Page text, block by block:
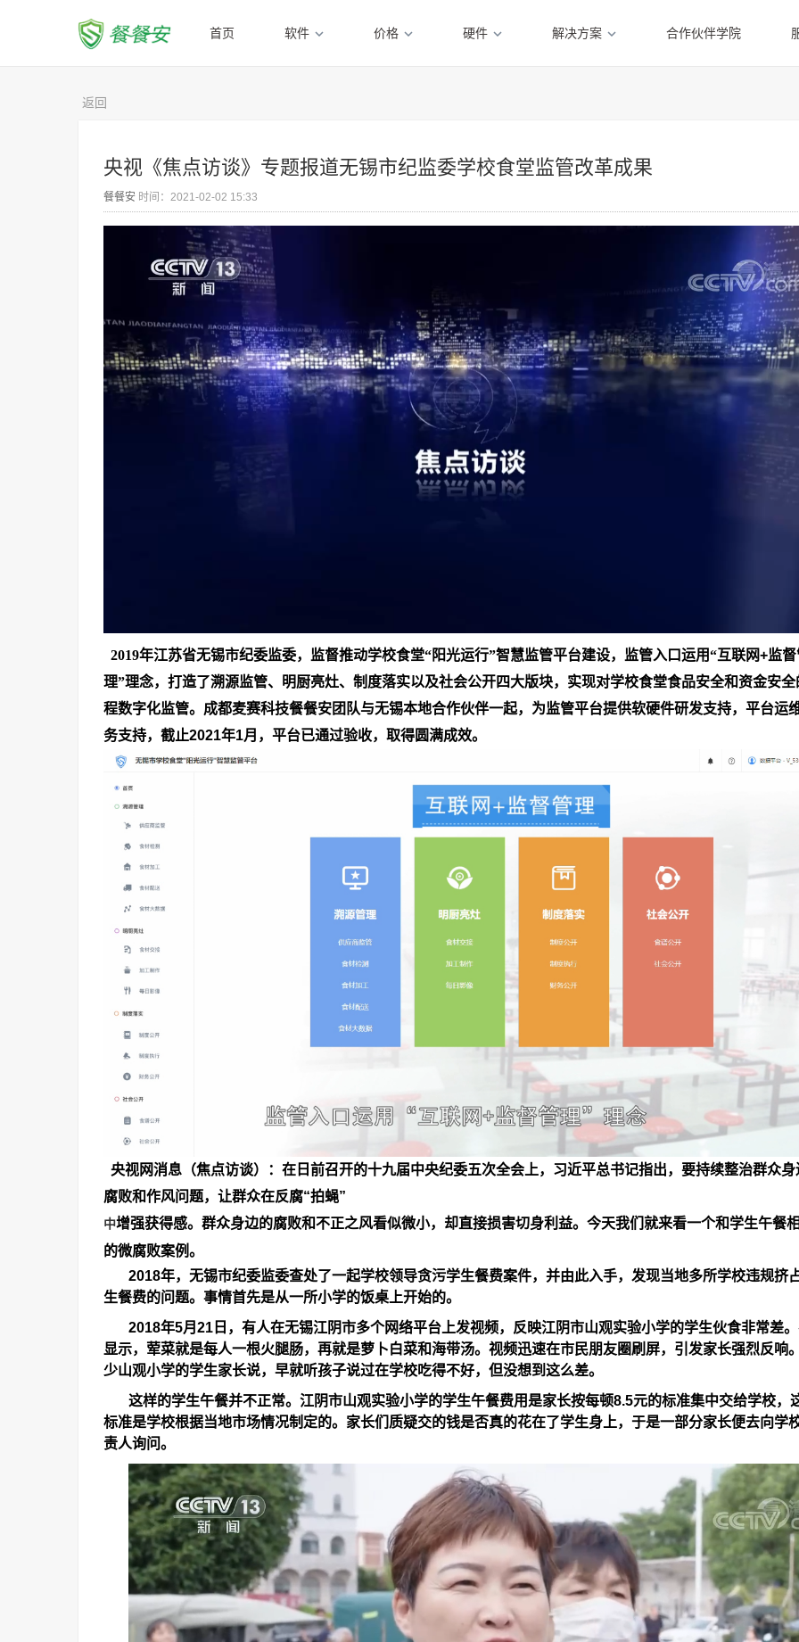
首页 软件 价格 硬件 解决方案 合作伙伴学院
返回
央视《焦点访谈》专题报道无锡市纪监委学校食堂监管改革成果
餐餐安 时间：2021-02-02 15:33
2019年江苏省无锡市纪委监委，监督推动学校食堂“阳光运行”智慧监管平台建设，监管入口运用“互联网+监
理”理念，打造了溯源监管、明厨亮灶、制度落实以及社会公开四大版块，实现对学校食堂食品安全和资金安全
程数字化监管。成都麦赛科技餐餐安团队与无锡本地合作伙伴一起，为监管平台提供软硬件研发支持，平台运
务支持，截止2021年1月，平台已通过验收，取得圆满成效。
央视网消息 （焦点访谈）：在日前召开的十九届中央纪委五次全会上，习近平总书记指出，要持续整治群众身
腐败和作风问题，让群众在反腐“拍蝇”
中增强获得感。群众身边的腐败和不正之风看似微小，却直接损害切身利益。今天我们就来看一个和学生午餐
的微腐败案例。
2018年，无锡市纪委监委查处了一起学校领导贪污学生餐费案件，并由此入手，发现当地多所学校违规挤
生餐费的问题。事情首先是从一所小学的饭桌上开始的。
2018年5月 21 日，有人在无锡江阴市多个网络平台上发视频，反映江阴市山观实验小学的学生伙食非常差
显示，荤菜就是每人一根火腿肠，再就是萝卜白菜和海带汤。视频迅速在市民朋友圈刷屏，引发家长强烈反响
少山观小学的学生家长说，早就听孩子说过在学校吃得不好，但没想到这么差。
这样的学生午餐并不正常。江阴市山观实验小学的学生午餐费用是家长按每顿8.5元的标准集中交给学校，
标准是学校根据当地市场情况制定的。家长们质疑交的钱是否真的花在了学生身上，于是一部分家长便去向学
责人询问。